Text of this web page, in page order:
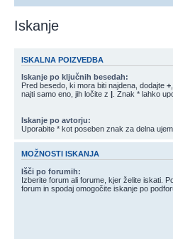
Iskanje
ISKALNA POIZVEDBA
Iskanje po ključnih besedah:
Pred besedo, ki mora biti najdena, dodajte +
najti samo eno, jih ločite z | . Znak * lahko
Iskanje po avtorju:
Uporabite * kot poseben znak za delna
MOŽNOSTI ISKANJA
Išči po forumih:
Izberite forum ali forume, kjer želite iskati.
forum in spodaj omogočite iskanje po